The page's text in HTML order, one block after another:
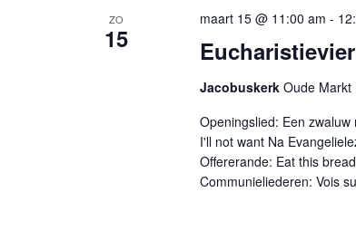
ZO
15
maart 15 @ 11:00 am -
Jacobuskerk Oude Markt
Openingslied: Een
I'll not want Na
Offererande: Eat this
Communieliederen: Vois